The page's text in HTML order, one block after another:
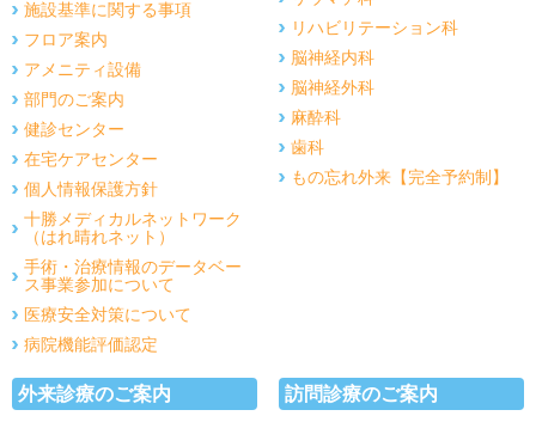
施設基準に関する事項
フロア案内
アメニティ設備
部門のご案内
健診センター
在宅ケアセンター
個人情報保護方針
十勝メディカルネットワーク
（はれ晴れネット）
手術・治療情報のデータベー
ス事業参加について
医療安全対策について
病院機能評価認定
リハビリテーション科
脳神経内科
脳神経外科
麻酔科
歯科
もの忘れ外来【完全予約制】
外来診療のご案内 訪問診療のご案内